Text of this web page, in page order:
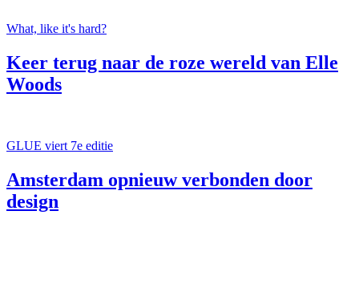
What, like it's hard?
Keer terug naar de roze wereld van Elle
Woods
GLUE viert 7e editie
Amsterdam opnieuw verbonden door
design